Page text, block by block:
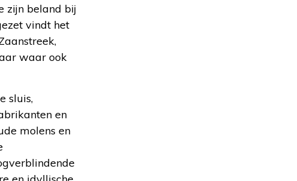
zijn beland bij
vindt het
waar ook
sluis,
en
molens en